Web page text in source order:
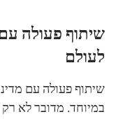
שיתוף פעולה
לעולם
שיתוף פעולה עם
במיוחד. מדובר לא